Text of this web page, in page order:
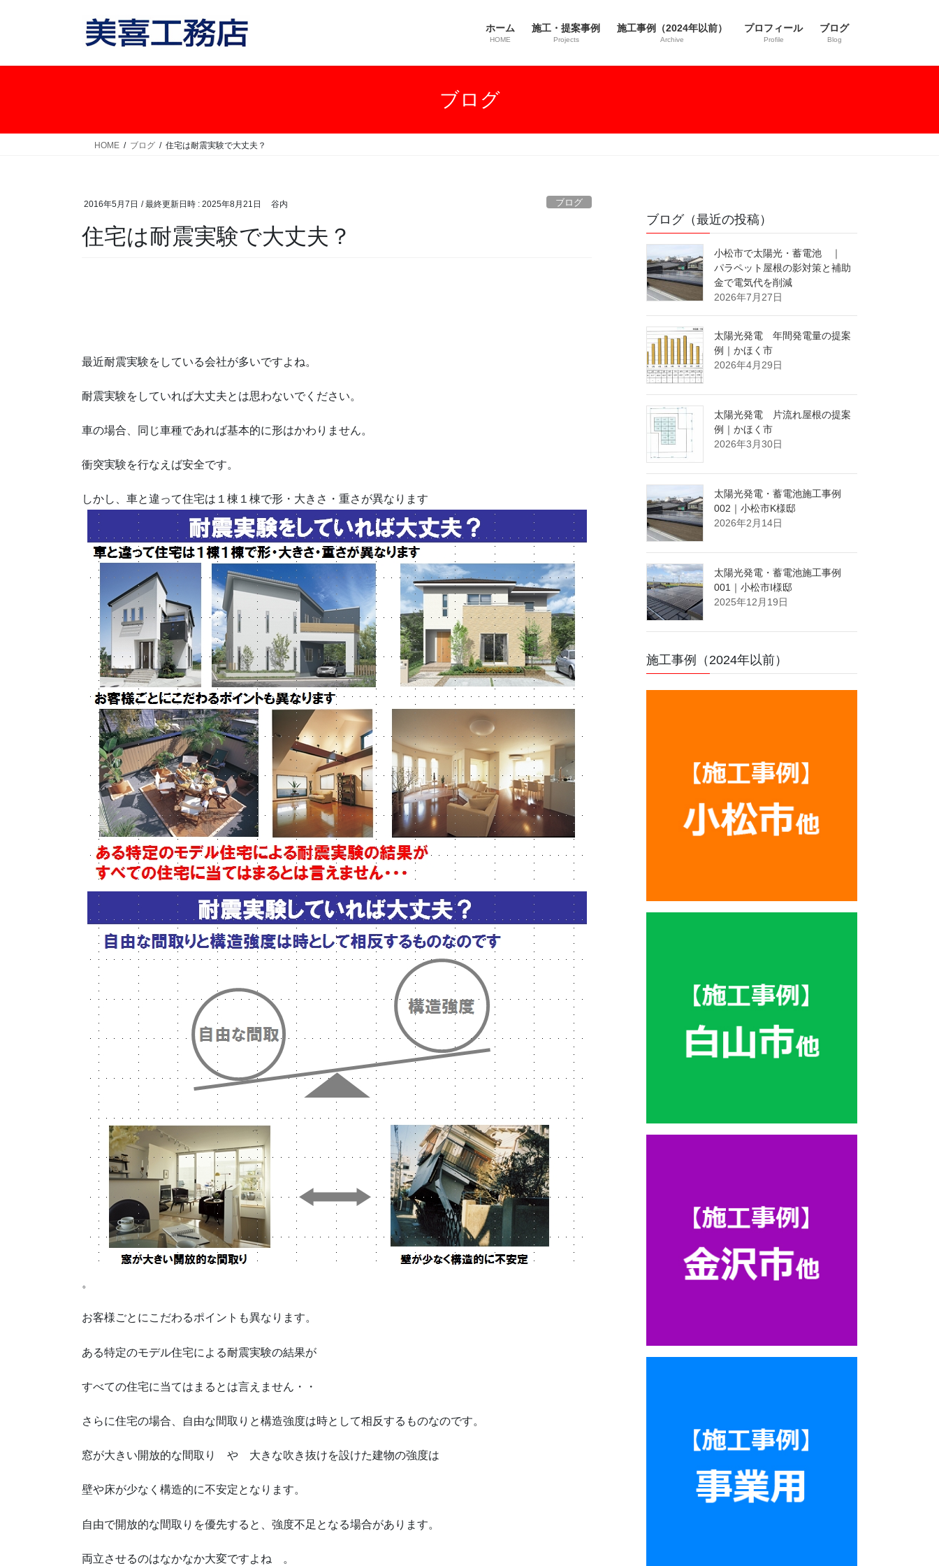
ホーム
HOME
施工・提案事例
Projects
施工事例（2024年以前）
Archive
プロフィール
Profile
ブログ
Blog
ブログ
HOME ブログ 住宅は耐震実験で大丈夫？
2016年5月7日 / 最終更新日時 : 2025年8月21日 谷内 ブログ
住宅は耐震実験で大丈夫？
最近耐震実験をしている会社が多いですよね。
耐震実験をしていれば大丈夫とは思わないでください。
車の場合、同じ車種であれば基本的に形はかわりません。
衝突実験を行なえば安全です。
しかし、車と違って住宅は１棟１棟で形・大きさ・重さが異なります
。
お客様ごとにこだわるポイントも異なります。
ある特定のモデル住宅による耐震実験の結果が
すべての住宅に当てはまるとは言えません・・
さらに住宅の場合、自由な間取りと構造強度は時として相反するものなのです。
窓が大きい開放的な間取り や 大きな吹き抜けを設けた建物の強度は
壁や床が少なく構造的に不安定となります。
自由で開放的な間取りを優先すると、強度不足となる場合があります。
両立させるのはなかなか大変ですよね 。
ブログ（最近の投稿）
小松市で太陽光・蓄電池 ｜
パラペット屋根の影対策と補助
金で電気代を削減
2026年7月27日
太陽光発電 年間発電量の提案
例｜かほく市
2026年4月29日
太陽光発電 片流れ屋根の提案
例｜かほく市
2026年3月30日
太陽光発電・蓄電池施工事例
002｜小松市K様邸
2026年2月14日
太陽光発電・蓄電池施工事例
001｜小松市I様邸
2025年12月19日
施工事例（2024年以前）